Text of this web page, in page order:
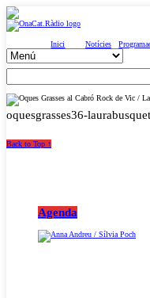
Inici Notícies
oquesgrasses36-
Back to Top ↑
Agenda